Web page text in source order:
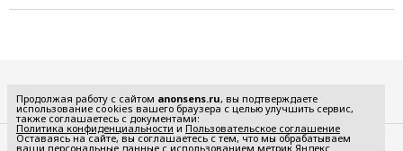
Продолжая работу с сайтом anonsens.ru, вы подтверждаете
использование cookies вашего браузера с целью улучшить сервис,
также соглашаетесь с документами:
Политика конфиденциальности и Пользовательское соглашение
Оставаясь на сайте, вы соглашаетесь с тем, что мы обрабатываем
ваши персональные данные с использованием метрик Яндекс